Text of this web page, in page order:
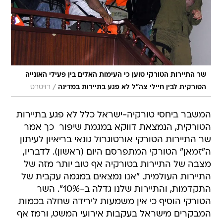
שר התיירות הטורקי טוען כי העימות האלים בין פעילי האונייה
הטורקית לבין חיילי צה"ל לא פגע בתיירות במדינה / רויטרס
המשבר ביחסי טורקיה-ישראל כלל לא פגע בתיירות
הטורקית, הנמצאת דווקא במגמת שיפור  כך אמר
שר התיירות הטורקי אורטוגרול גונאי בריאיון לעיתון
ה"זמאן" הטורקי המתפרסם היום (ראשון). לדבריו,
מצבה של התיירות בטורקיה אף טוב יותר מזה של
התיירות העולמית. "אנו נמצאים במגמה עקבית של
התקדמות, והתיירות שלנו גדלה ב-10%". השר
הטורקי הוסיף כי אין משמעות לירידה שחלה בכמות
המבקרים מישראל בעקבות אירועי המשט, ורמז אף